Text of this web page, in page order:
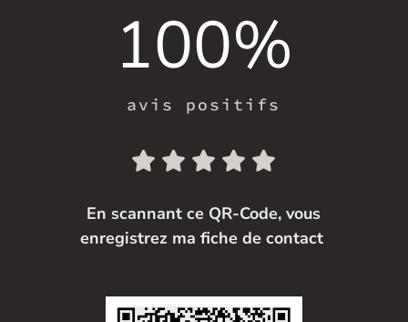
100%
avis positifs
En scannant ce QR-Code, vous
enregistrez ma fiche de contact